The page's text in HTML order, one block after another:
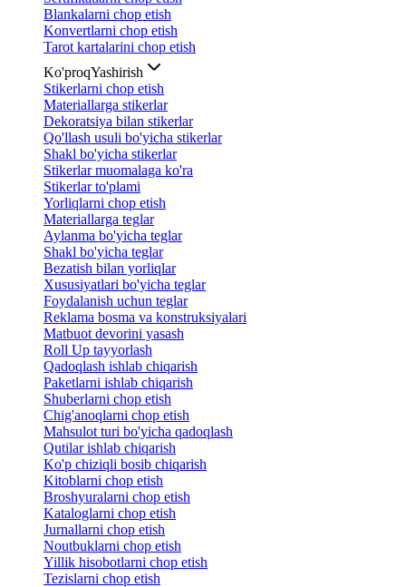
Blankalarni chop etish
Konvertlarni chop etish
Tarot kartalarini chop etish
Ko'proqYashirish
Stikerlarni chop etish
Materiallarga stikerlar
Dekoratsiya bilan stikerlar
Qo'llash usuli bo'yicha stikerlar
Shakl bo'yicha stikerlar
Stikerlar muomalaga ko'ra
Stikerlar to'plami
Yorliqlarni chop etish
Materiallarga teglar
Aylanma bo'yicha teglar
Shakl bo'yicha teglar
Bezatish bilan yorliqlar
Xususiyatlari bo'yicha teglar
Foydalanish uchun teglar
Reklama bosma va konstruksiyalari
Matbuot devorini yasash
Roll Up tayyorlash
Qadoqlash ishlab chiqarish
Paketlarni ishlab chiqarish
Shuberlarni chop etish
Chig'anoqlarni chop etish
Mahsulot turi bo'yicha qadoqlash
Qutilar ishlab chiqarish
Ko'p chiziqli bosib chiqarish
Kitoblarni chop etish
Broshyuralarni chop etish
Kataloglarni chop etish
Jurnallarni chop etish
Noutbuklarni chop etish
Yillik hisobotlarni chop etish
Tezislarni chop etish